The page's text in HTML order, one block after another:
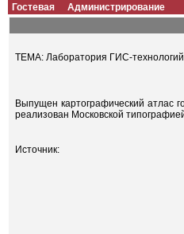
Гостевая Администрирование
ТЕМА: Лаборатория ГИС-технологий
Выпущен картографический атлас
реализован Московской
Источник: